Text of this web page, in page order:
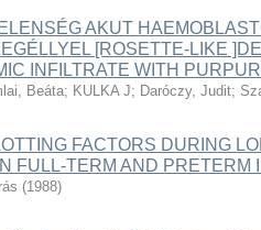
AKUT
[ROSETTE-LIKE
INFILTRATE WITH
Beáta; KULKA J; Daróczy, Judit;
FACTORS DURING
FULL-TERM AND PRETERM
(1988)